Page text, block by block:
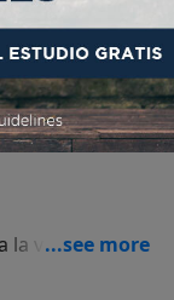
las
la verdad, sino
nuestra vida.